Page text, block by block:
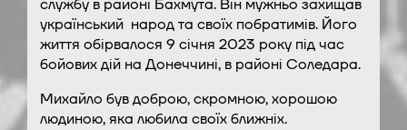
службу в районі Бахмута. Він мужньо захищав
український народ та своїх побратимів. Його
життя обірвалося 9 січня 2023 року під час
бойових дій на Донеччині, в районі Соледара.
Михайло був доброю, скромною, хорошою
людиною, яка любила своїх ближніх.